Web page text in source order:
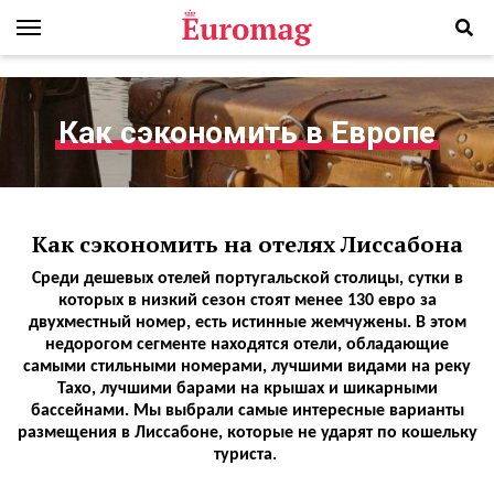
Как сэкономить в Европе
Как сэкономить на отелях Лиссабона
Среди дешевых отелей португальской столицы, сутки в
которых в низкий сезон стоят менее 130 евро за
двухместный номер, есть истинные жемчужены. В этом
недорогом сегменте находятся отели, обладающие
самыми стильными номерами, лучшими видами на реку
Тахо, лучшими барами на крышах и шикарными
бассейнами. Мы выбрали самые интересные варианты
размещения в Лиссабоне, которые не ударят по кошельку
туриста.